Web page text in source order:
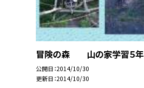
冒険の森 山の家学習５年
公開日 2014/10/30
更新日 2014/10/30